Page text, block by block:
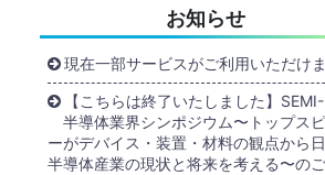
お知らせ
現在一部サービスがご利用いただけ
【こちらは終了いたしました】
半導体業界シンポジウム〜トップス
ーがデバイス・装置・材料の観点から
半導体産業の現状と将来を考える〜の